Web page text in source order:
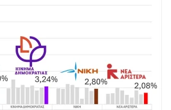
Εφετείο Αθηνών